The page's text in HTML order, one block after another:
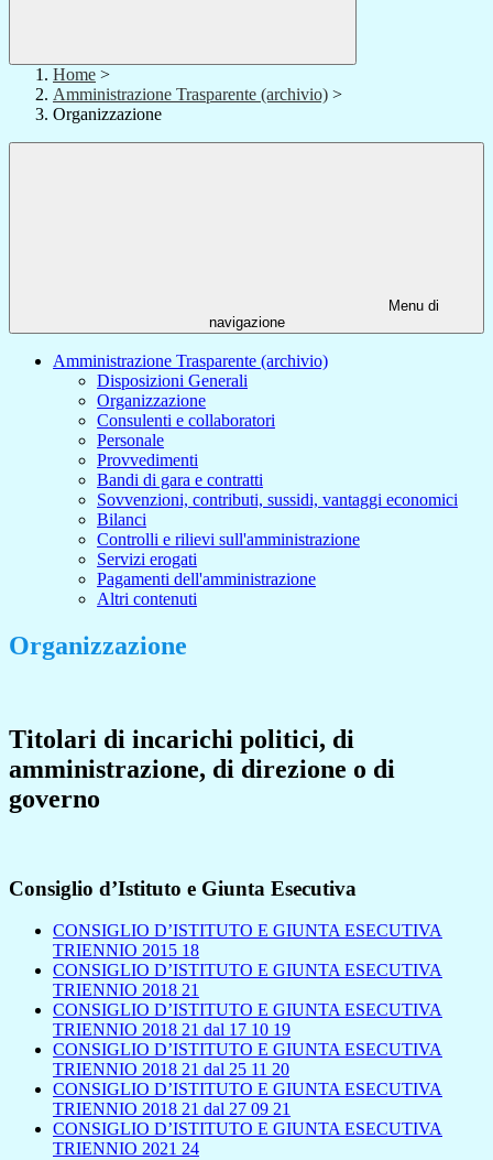
Home >
Amministrazione Trasparente (archivio) >
Organizzazione
Menu di
navigazione
Amministrazione Trasparente (archivio)
Disposizioni Generali
Organizzazione
Consulenti e collaboratori
Personale
Provvedimenti
Bandi di gara e contratti
Sovvenzioni, contributi, sussidi, vantaggi economici
Bilanci
Controlli e rilievi sull'amministrazione
Servizi erogati
Pagamenti dell'amministrazione
Altri contenuti
Organizzazione
Titolari di incarichi politici, di
amministrazione, di direzione o di
governo
Consiglio d’Istituto e Giunta Esecutiva
CONSIGLIO D’ISTITUTO E GIUNTA ESECUTIVA
TRIENNIO 2015 18
CONSIGLIO D’ISTITUTO E GIUNTA ESECUTIVA
TRIENNIO 2018 21
CONSIGLIO D’ISTITUTO E GIUNTA ESECUTIVA
TRIENNIO 2018 21 dal 17 10 19
CONSIGLIO D’ISTITUTO E GIUNTA ESECUTIVA
TRIENNIO 2018 21 dal 25 11 20
CONSIGLIO D’ISTITUTO E GIUNTA ESECUTIVA
TRIENNIO 2018 21 dal 27 09 21
CONSIGLIO D’ISTITUTO E GIUNTA ESECUTIVA
TRIENNIO 2021 24